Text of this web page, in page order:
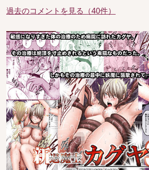
過去のコメントを見る（40件）